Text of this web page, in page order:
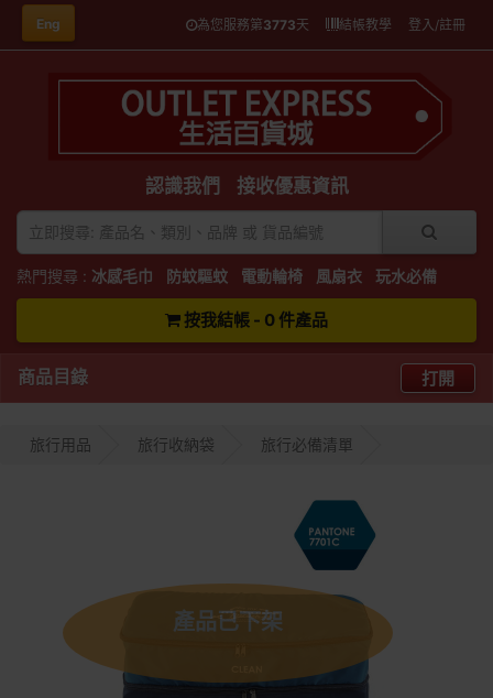
Eng 為您服務第3773天 結帳教學 登入/註冊
認識我們 接收優惠資訊
熱門搜尋 : 冰感毛巾 防蚊驅蚊 電動輪椅 風扇衣 玩水必備
按我結帳 - 0 件產品
商品目錄 打開
旅行用品 旅行收納袋 旅行必備清單
產品已下架